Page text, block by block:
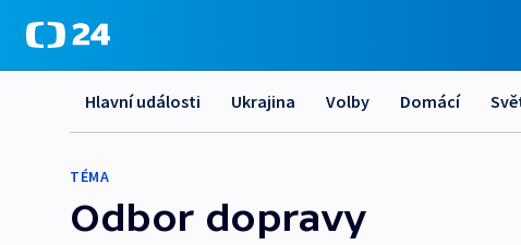
Hlavní události Ukrajina Volby Domácí
TÉMA
Odbor dopravy